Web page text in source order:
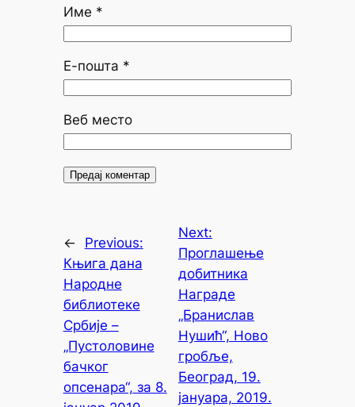
Име *
Е-пошта *
Веб место
←
Previous:
Књига дана
Народне
библиотеке
Србије –
„Пустоловине
бачког
опсенара“, за 8.
Next:
Проглашење
добитника
Награде
„Бранислав
Нушић“, Ново
гробље,
Београд, 19.
јануара, 2019.